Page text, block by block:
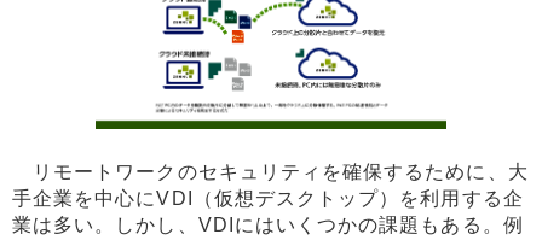
リモートワークのセキュリティを確保するために、大
手企業を中心にVDI（仮想デスクトップ）を利用する企
業は多い。しかし、VDIにはいくつかの課題もある。例